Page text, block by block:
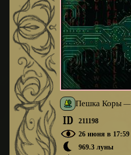
Пешка Коры—
211198
26 июня в 17:59
969.3 луны